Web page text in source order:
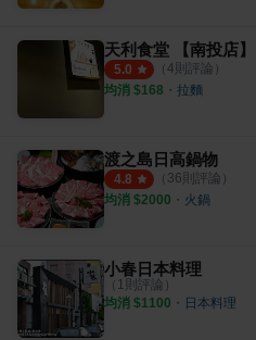
天利食堂 【南投店】
5.0 （ 4則評論）
均消 $168 ・ 拉麵
渡之島日高鍋物
4.8 （ 36則評論）
均消 $2000 ・ 火鍋
小春日本料理
（ 1則評論）
均消 $1100 ・ 日本料理